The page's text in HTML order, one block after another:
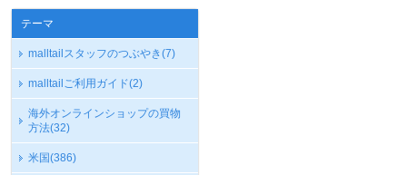
テーマ
malltailスタッフのつぶやき(7)
malltailご利用ガイド(2)
海外オンラインショップの買物
方法(32)
米国(386)